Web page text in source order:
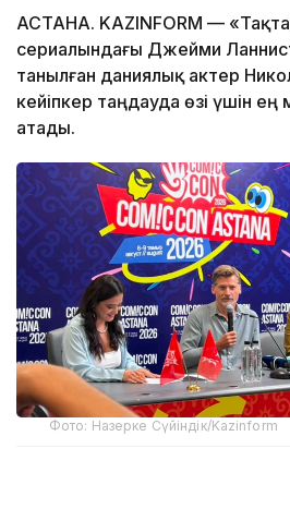
АСТАНА. KAZINFORM —
сериалындағы Джейми
танылған даниялық актер
кейіпкер таңдауда өзі үшін
атады.
Фото: Назерке Сүйіндік/Kazinform